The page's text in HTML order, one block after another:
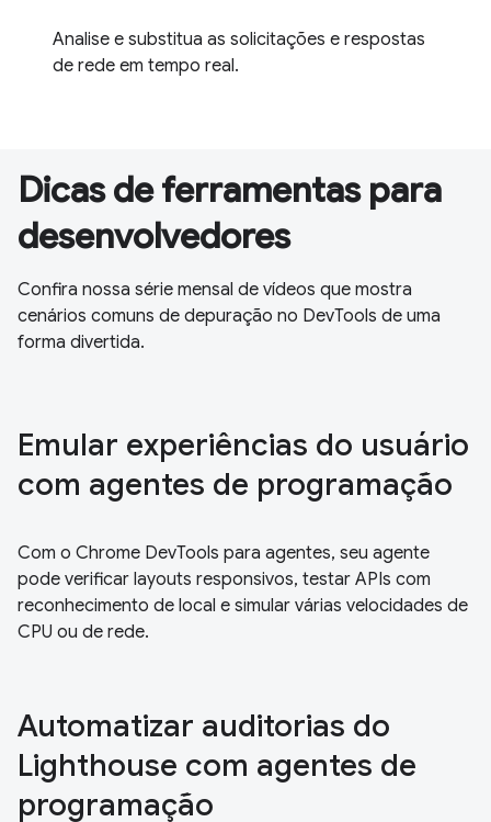
Analise e substitua as solicitações e respostas
de rede em tempo real.
Dicas de ferramentas para
desenvolvedores
Confira nossa série mensal de vídeos que mostra
cenários comuns de depuração no DevTools de uma
forma divertida.
Emular experiências do usuário
com agentes de programação
Com o Chrome DevTools para agentes, seu agente
pode verificar layouts responsivos, testar APIs com
reconhecimento de local e simular várias velocidades de
CPU ou de rede.
Automatizar auditorias do
Lighthouse com agentes de
programação